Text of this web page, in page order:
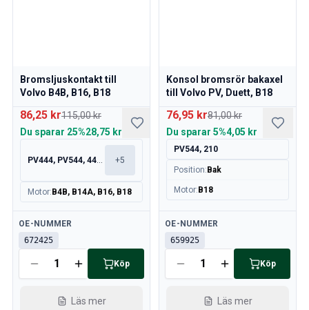
Bromsljuskontakt till
Volvo B4B, B16, B18
86,25 kr115,00 kr
Du sparar 25%28,75 kr
PV444, PV544, 445, 210 +5
Motor: B4B, B14A, B16, B18
Tillgänglig
OE-NUMMER
672425
Köp
Läs mer
Konsol bromsrör bakaxel
till Volvo PV, Duett, B18
76,95 kr81,00 kr
Du sparar 5%4,05 kr
PV544, 210
Position: Bak
Motor: B18
Tillgänglig
OE-NUMMER
659925
Köp
Läs mer